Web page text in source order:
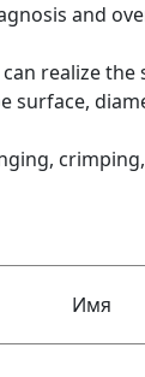
and
realize
surface,
Имя